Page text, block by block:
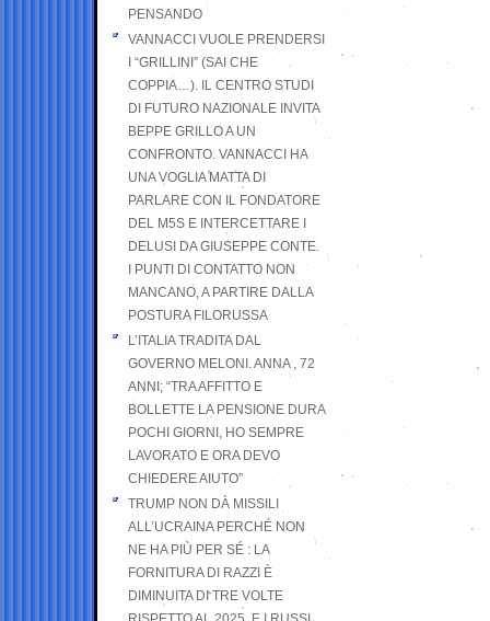
PENSANDO
VANNACCI VUOLE PRENDERSI
I “GRILLINI” (SAI CHE
COPPIA…). IL CENTRO STUDI
DI FUTURO NAZIONALE INVITA
BEPPE GRILLO A UN
CONFRONTO. VANNACCI HA
UNA VOGLIA MATTA DI
PARLARE CON IL FONDATORE
DEL M5S E INTERCETTARE I
DELUSI DA GIUSEPPE CONTE.
I PUNTI DI CONTATTO NON
MANCANO, A PARTIRE DALLA
POSTURA FILORUSSA
L’ITALIA TRADITA DAL
GOVERNO MELONI. ANNA , 72
ANNI; “TRA AFFITTO E
BOLLETTE LA PENSIONE DURA
POCHI GIORNI, HO SEMPRE
LAVORATO E ORA DEVO
CHIEDERE AIUTO”
TRUMP NON DÀ MISSILI
ALL’UCRAINA PERCHÉ NON
NE HA PIÙ PER SÉ : LA
FORNITURA DI RAZZI È
DIMINUITA DI TRE VOLTE